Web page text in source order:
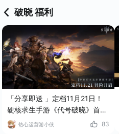
破晓 福利
「分享即送 」定档11月21日！
硬核求生手游《代号破晓》首轮
测试预告，双重福利活动轻松拿
热心运营游小侠 83